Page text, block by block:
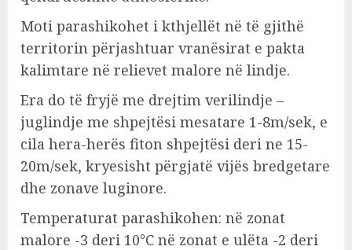
Moti parashikohet i kthjellët në të gjithë
territorin përjashtuar vranësirat e pakta
kalimtare në relievet malore në lindje.
Era do të fryjë me drejtim verilindje –
juglindje me shpejtësi mesatare 1-8m/sek, e
cila hera-herës fiton shpejtësi deri ne 15-
20m/sek, kryesisht përgjatë vijës bredgetare
dhe zonave luginore.
Temperaturat parashikohen: në zonat
malore -3 deri 10°C në zonat e ulëta -2 deri